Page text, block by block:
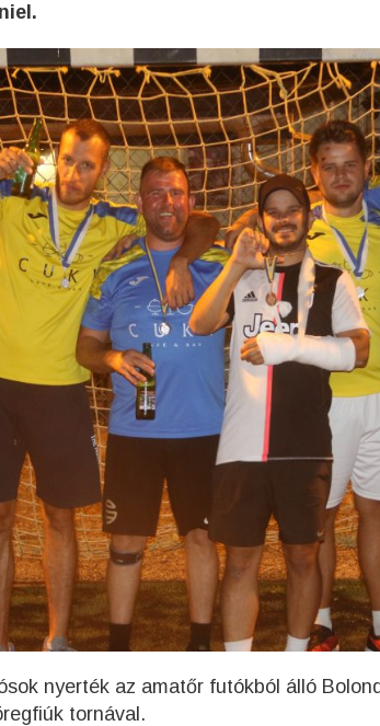
nyerték az amatőr futókból álló
tornával.